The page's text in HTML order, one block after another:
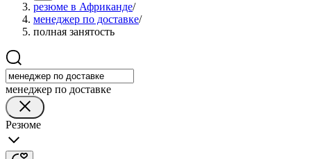
резюме в Африканде/
менеджер по доставке/
полная занятость
менеджер по доставке
Резюме